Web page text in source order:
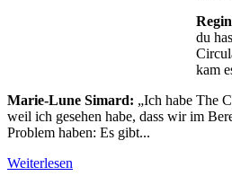
du
kam
Marie-Lune Simard: „Ich habe The
weil ich gesehen habe, dass wir im
Problem haben: Es gibt...
Weiterlesen